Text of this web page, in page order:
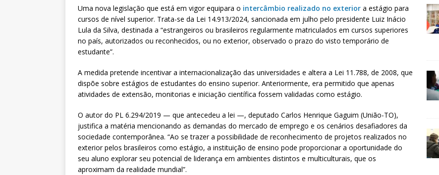
Uma nova legislação que está em vigor equipara o intercâmbio realizado no exterior a estágio para
cursos de nível superior. Trata-se da Lei 14.913/2024, sancionada em julho pelo presidente Luiz Inácio
Lula da Silva, destinada a “estrangeiros ou brasileiros regularmente matriculados em cursos superiores
no país, autorizados ou reconhecidos, ou no exterior, observado o prazo do visto temporário de
estudante”.
A medida pretende incentivar a internacionalização das universidades e altera a Lei 11.788, de 2008, que
dispõe sobre estágios de estudantes do ensino superior. Anteriormente, era permitido que apenas
atividades de extensão, monitorias e iniciação científica fossem validadas como estágio.
O autor do PL 6.294/2019 — que antecedeu a lei —, deputado Carlos Henrique Gaguim (União-TO),
justifica a matéria mencionando as demandas do mercado de emprego e os cenários desafiadores da
sociedade contemporânea. “Ao se trazer a possibilidade de reconhecimento de projetos realizados no
exterior pelos brasileiros como estágio, a instituição de ensino pode proporcionar a oportunidade do
seu aluno explorar seu potencial de liderança em ambientes distintos e multiculturais, que os
aproximam da realidade mundial”.